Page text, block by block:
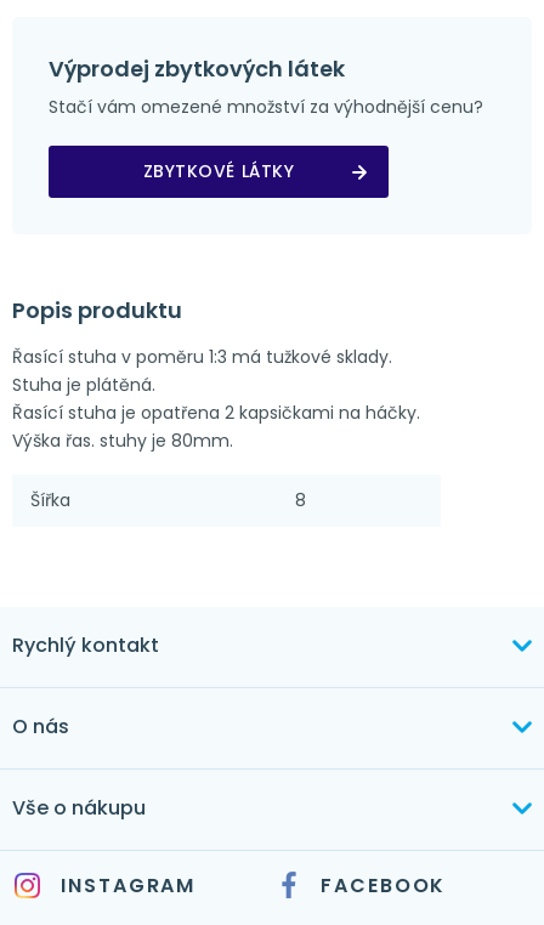
Výprodej zbytkových látek
Stačí vám omezené množství za výhodnější cenu?
ZBYTKOVÉ LÁTKY
Popis produktu
Řasící stuha v poměru 1:3 má tužkové sklady.
Stuha je plátěná.
Řasící stuha je opatřena 2 kapsičkami na háčky.
Výška řas. stuhy je 80mm.
Šířka 8
Rychlý kontakt
info@byt-tex.cz
O nás
Služby
Vše o nákupu
INSTAGRAM FACEBOOK